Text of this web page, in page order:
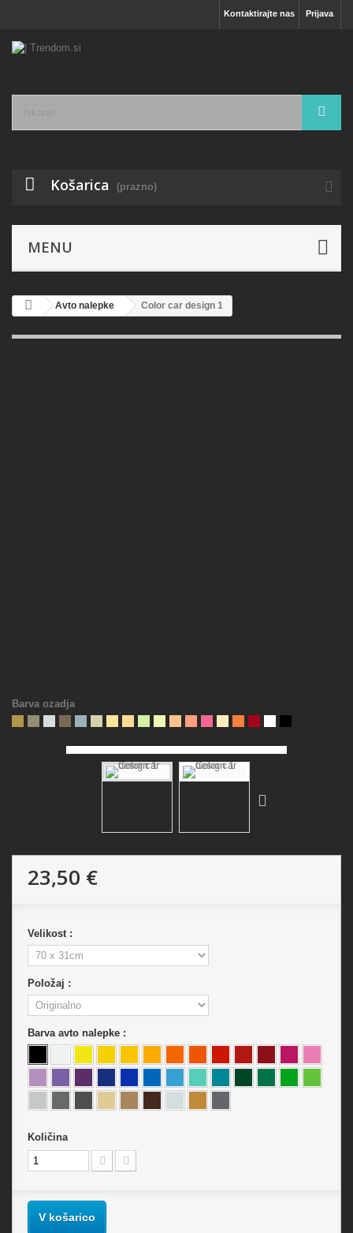
Prijava
Kontaktirajte nas
Košarica (prazno)
MENU
Avto nalepke Color car design 1
Barva ozadja
23,50 €
Velikost :
Položaj :
Barva avto nalepke :
Količina
V košarico